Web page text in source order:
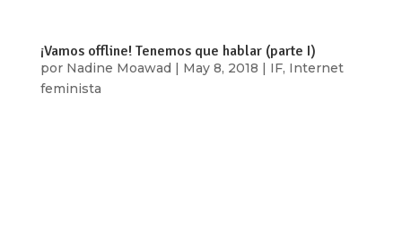
¡Vamos offline! Tenemos que hablar (parte I)
por Nadine Moawad | May 8, 2018 | IF, Internet
feminista